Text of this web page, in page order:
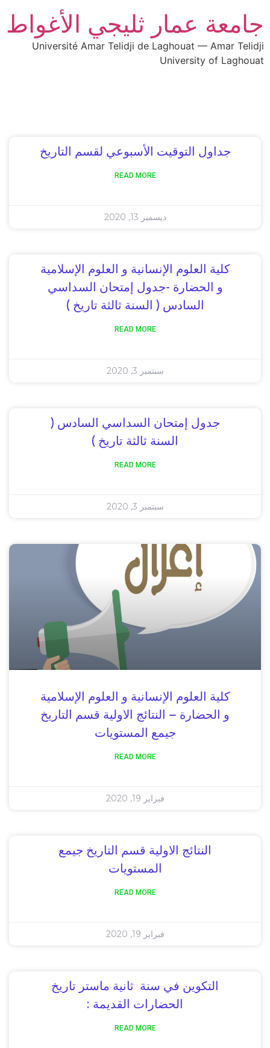
جامعة عمار ثليجي الأغواط
Université Amar Telidji de Laghouat — Amar Telidji
University of Laghouat
جداول التوقيت الأسبوعي لقسم التاريخ
READ MORE
ديسمبر 13, 2020
كلية العلوم الإنسانية و العلوم الإسلامية
و الحضارة -جدول إمتحان السداسي
السادس ( السنة ثالثة تاريخ )
READ MORE
سبتمبر 3, 2020
جدول إمتحان السداسي السادس (
السنة ثالثة تاريخ )
READ MORE
سبتمبر 3, 2020
كلية العلوم الإنسانية و العلوم الإسلامية
و الحضارة – النتائج الاولية قسم التاريخ
جيمع المستويات
READ MORE
فبراير 19, 2020
النتائج الاولية قسم التاريخ جيمع
المستويات
READ MORE
فبراير 19, 2020
التكوين في سنة ثانية ماستر تاريخ
الحضارات القديمة :
READ MORE